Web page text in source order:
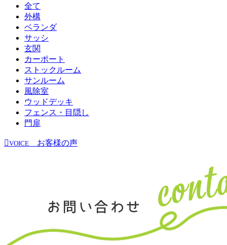
全て
外構
ベランダ
サッシ
玄関
カーポート
ストックルーム
サンルーム
風除室
ウッドデッキ
フェンス・目隠し
門扉
VOICE お客様の声